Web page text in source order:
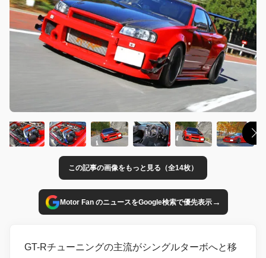
この記事の画像をもっと見る（全14枚）
Motor Fan のニュースをGoogle検索で優先表示→
GT-Rチューニングの主流がシングルターボへと移